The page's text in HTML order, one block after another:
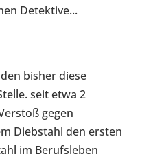
Detektive...
bisher diese
seit etwa 2
gegen
Diebstahl den ersten
im Berufsleben